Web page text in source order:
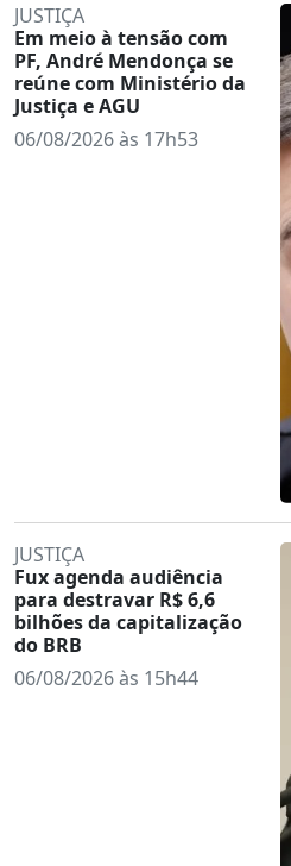
JUSTIÇA
Em meio à tensão com
PF, André Mendonça se
reúne com Ministério da
Justiça e AGU
06/08/2026 às 17h53
JUSTIÇA
Fux agenda audiência
para destravar R$ 6,6
bilhões da capitalização
do BRB
06/08/2026 às 15h44